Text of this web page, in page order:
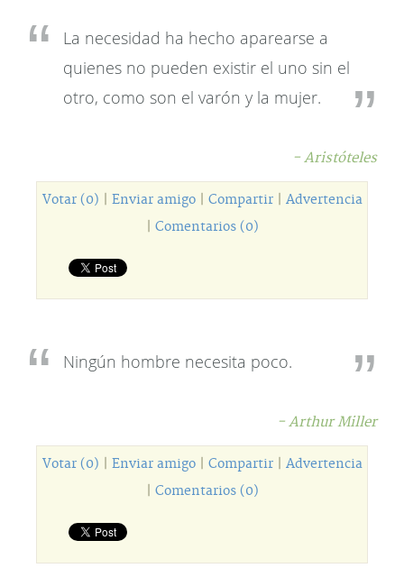
La necesidad ha hecho aparearse a
quienes no pueden existir el uno sin el
otro, como son el varón y la mujer.
- Aristóteles
Votar (0) Enviar amigo| Compartir| Advertencia
Comentarios (0)
Ningún hombre necesita poco.
- Arthur Miller
Votar (0) Enviar amigo| Compartir| Advertencia
Comentarios (0)